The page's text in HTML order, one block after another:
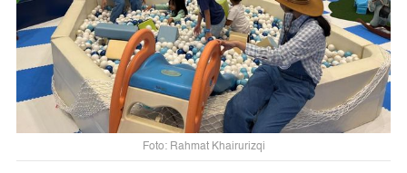
Foto: Rahmat Khairurizqi